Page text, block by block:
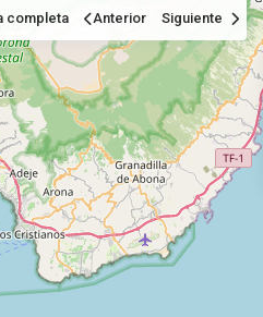
completa Anterior Siguiente